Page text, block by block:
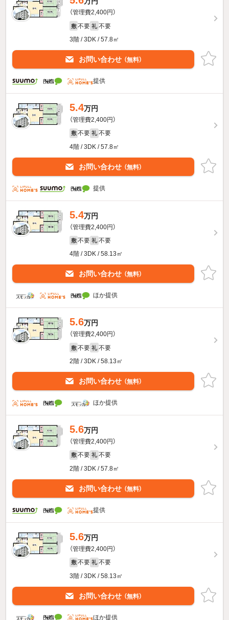
（管理費2,400円）
敷 不要 礼 不要
3階 / 3DK / 57.8㎡
お問い合わせ （無料）
提供
5.4万円
（管理費2,400円）
敷 不要 礼 不要
4階 / 3DK / 57.8㎡
お問い合わせ （無料）
提供
5.4万円
（管理費2,400円）
敷 不要 礼 不要
4階 / 3DK / 58.13㎡
お問い合わせ （無料）
ほか提供
5.6万円
（管理費2,400円）
敷 不要 礼 不要
2階 / 3DK / 58.13㎡
お問い合わせ （無料）
ほか提供
5.6万円
（管理費2,400円）
敷 不要 礼 不要
2階 / 3DK / 57.8㎡
お問い合わせ （無料）
提供
5.6万円
（管理費2,400円）
敷 不要 礼 不要
3階 / 3DK / 58.13㎡
お問い合わせ （無料）
ほか提供